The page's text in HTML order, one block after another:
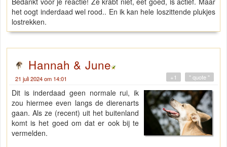
het oogt inderdaad wel rood.. En ik kan hele loszittende plukjes
lostrekken.
Hannah & June
21 juli 2024 om 14:01 " quote "
+1
Dit is inderdaad geen normale rui, ik
zou hiermee even langs de dierenarts
gaan. Als ze (recent) uit het buitenland
komt is het goed om dat er ook bij te
vermelden.